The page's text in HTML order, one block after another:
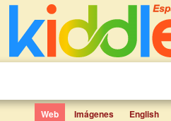
Web Imágenes English